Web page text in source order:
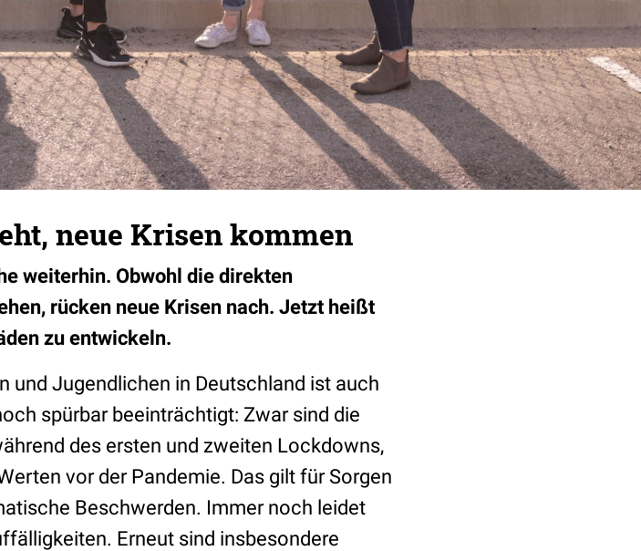
neue Krisen kommen
weiterhin. Obwohl die direkten
rücken neue Krisen nach. Jetzt heißt
zu entwickeln.
und Jugendlichen in Deutschland ist auch
spürbar beeinträchtigt: Zwar sind die
des ersten und zweiten Lockdowns,
vor der Pandemie. Das gilt für Sorgen
Beschwerden. Immer noch leidet
Erneut sind insbesondere